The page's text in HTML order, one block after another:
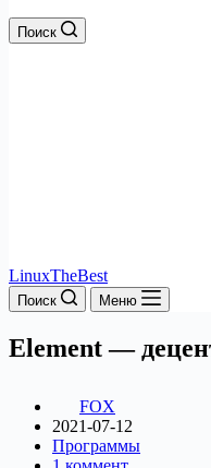
Поиск
LinuxTheBest
Поиск Меню
Element —
FOX
2021-07-12
Программы